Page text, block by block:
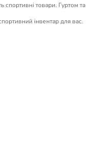
спортивні товари. Гуртом та
інвентар для вас.